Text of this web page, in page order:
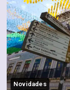
Novidades